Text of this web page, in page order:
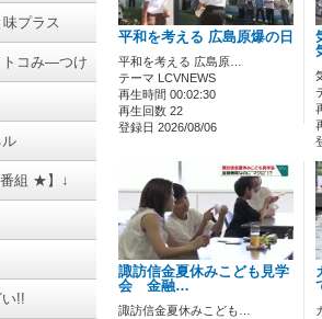
プラス
トコみ―つけ
ル
組 ★】↓
!!
平和を考える 広島原爆の日
平和を考える 広島原…
テーマ LCVNEWS
再生時間 00:02:30
再生回数 22
登録日 2026/08/06
諏訪信金夏休みこども見学
会 金融…
諏訪信金夏休みこども…